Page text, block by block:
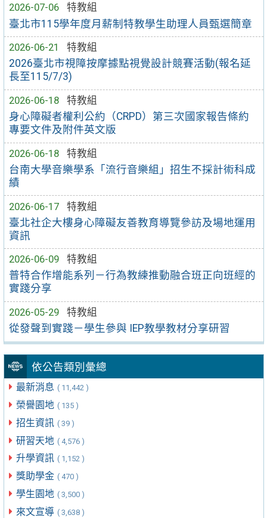
2026-07-06
特教組
臺北市115學年度月薪制特教學生助理人員甄選簡章
2026-06-21
特教組
2026臺北市視障按摩據點視覺設計競賽活動(報名延
長至115/7/3)
2026-06-18
特教組
身心障礙者權利公約（CRPD）第三次國家報告條約
專要文件及附件英文版
2026-06-18
特教組
台南大學音樂學系「流行音樂組」招生不採計術科成
績
2026-06-17
特教組
臺北社企大樓身心障礙友善教育導覽參訪及場地運用
資訊
2026-06-09
特教組
普特合作增能系列－行為教練推動融合班正向班經的
實踐分享
2026-05-29
特教組
從發聲到實踐－學生參與 IEP教學教材分享研習
依公告類別彙總
最新消息 ( 11,442 )
榮譽園地 ( 135 )
招生資訊 ( 39 )
研習天地 ( 4,576 )
升學資訊 ( 1,152 )
獎助學金 ( 470 )
學生園地 ( 3,500 )
來文宣導 ( 3,638 )